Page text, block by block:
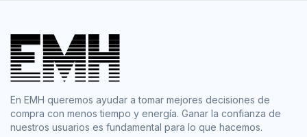
En EMH queremos ayudar a tomar mejores decisiones de
compra con menos tiempo y energía. Ganar la confianza de
nuestros usuarios es fundamental para lo que hacemos.